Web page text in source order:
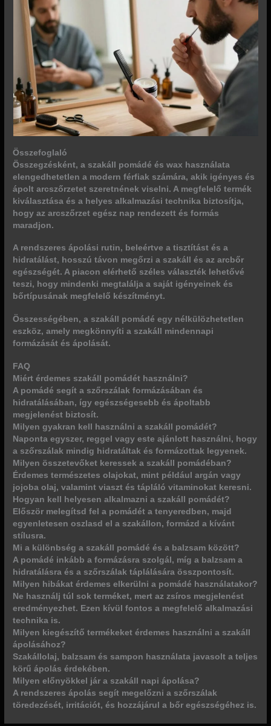
Összefoglaló
Összegzésként, a szakáll pomádé és wax használata
elengedhetetlen a modern férfiak számára, akik igényes és
ápolt arcszőrzetet szeretnének viselni. A megfelelő termék
kiválasztása és a helyes alkalmazási technika biztosítja,
hogy az arcszőrzet egész nap rendezett és formás
maradjon.
A rendszeres ápolási rutin, beleértve a tisztítást és a
hidratálást, hosszú távon megőrzi a szakáll és az arcbőr
egészségét. A piacon elérhető széles választék lehetővé
teszi, hogy mindenki megtalálja a saját igényeinek és
bőrtípusának megfelelő készítményt.
Összességében, a szakáll pomádé egy nélkülözhetetlen
eszköz, amely megkönnyíti a szakáll mindennapi
formázását és ápolását.
FAQ
Miért érdemes szakáll pomádét használni?
A pomádé segít a szőrszálak formázásában és
hidratálásában, így egészségesebb és ápoltabb
megjelenést biztosít.
Milyen gyakran kell használni a szakáll pomádét?
Naponta egyszer, reggel vagy este ajánlott használni, hogy
a szőrszálak mindig hidratáltak és formázottak legyenek.
Milyen összetevőket keressek a szakáll pomádéban?
Érdemes természetes olajokat, mint például argán vagy
jojoba olaj, valamint viaszt és tápláló vitaminokat keresni.
Hogyan kell helyesen alkalmazni a szakáll pomádét?
Először melegítsd fel a pomádét a tenyeredben, majd
egyenletesen oszlasd el a szakállon, formázd a kívánt
stílusra.
Mi a különbség a szakáll pomádé és a balzsam között?
A pomádé inkább a formázásra szolgál, míg a balzsam a
hidratálásra és a szőrszálak táplálására összpontosít.
Milyen hibákat érdemes elkerülni a pomádé használatakor?
Ne használj túl sok terméket, mert az zsíros megjelenést
eredményezhet. Ezen kívül fontos a megfelelő alkalmazási
technika is.
Milyen kiegészítő termékeket érdemes használni a szakáll
ápolásához?
Szakállolaj, balzsam és sampon használata javasolt a teljes
körű ápolás érdekében.
Milyen előnyökkel jár a szakáll napi ápolása?
A rendszeres ápolás segít megelőzni a szőrszálak
töredezését, irritációt, és hozzájárul a bőr egészségéhez is.